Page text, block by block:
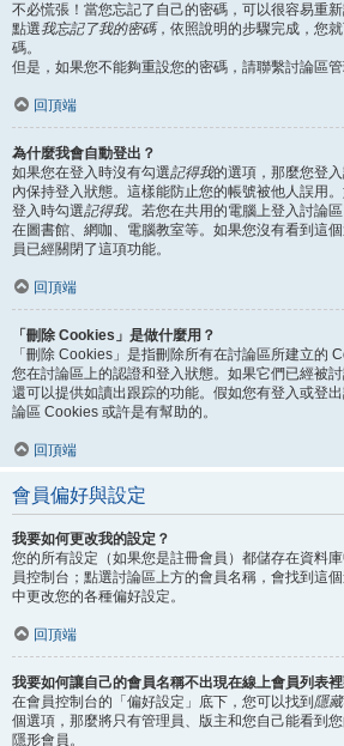
不必慌張！當您忘記了自己的密碼，可以很容易重
點選我忘記了我的密碼，依照說明的步驟完成，您
碼。
但是，如果您不能夠重設您的密碼，請聯繫討論區管
回頂端
為什麼我會自動登出？
如果您在登入時沒有勾選記得我的選項，那麼您登
內保持登入狀態。這樣能防止您的帳號被他人誤用
登入時勾選記得我。若您在共用的電腦上登入討論
在圖書館、網咖、電腦教室等。如果您沒有看到這
員已經關閉了這項功能。
回頂端
「刪除 Cookies」是做什麼用？
「刪除 Cookies」是指刪除所有在討論區所建立的
您在討論區上的認證和登入狀態。如果它們已經被
還可以提供如讀出跟踪的功能。假如您有登入或登
論區 Cookies 或許是有幫助的。
回頂端
會員偏好與設定
我要如何更改我的設定？
您的所有設定（如果您是註冊會員）都儲存在資料
員控制台；點選討論區上方的會員名稱，會找到這
中更改您的各種偏好設定。
回頂端
我要如何讓自己的會員名稱不出現在線上會員列表裡
在會員控制台的「偏好設定」底下，您可以找到 隱
個選項，那麼將只有管理員、版主和您自己能看到
隱形會員。